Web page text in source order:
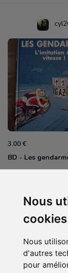
Nous
cookies
Nous
d'autres
pour
3.00 €